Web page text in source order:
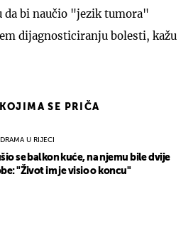
bi naučio "jezik tumora"
dijagnosticiranju bolesti, kažu
SE PRIČA
DRAMA U RIJECI
se balkon kuće, na njemu bile dvije
"Život im je visio o koncu"